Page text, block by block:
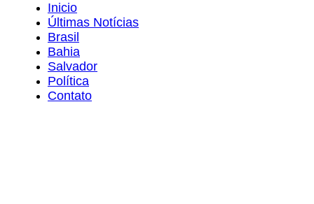
Inicio
Últimas Notícias
Brasil
Bahia
Salvador
Política
Contato